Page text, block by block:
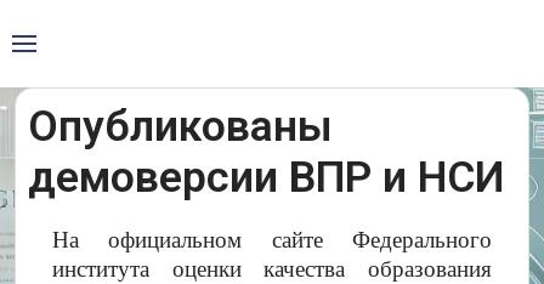
Опубликованы
демоверсии ВПР и НСИ
На официальном сайте Федерального
института оценки качества образования